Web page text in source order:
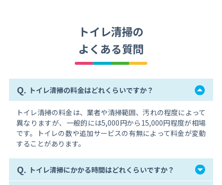
トイレ清掃の
よくある質問
Q. トイレ清掃の料金はどれくらいですか？
トイレ清掃の料金は、業者や清掃範囲、汚れの程度によって
異なりますが、一般的には5,000円から15,000円程度が相場
です。トイレの数や追加サービスの有無によって料金が変動
することがあります。
Q. トイレ清掃にかかる時間はどれくらいですか？